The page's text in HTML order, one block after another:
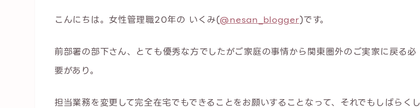
こんにちは。女性管理職20年の いくみ(@nesan_blogger)です。
前部署の部下さん、とても優秀な方でしたがご家庭の事情から関東圏外のご実家に戻る必
要があり。
担当業務を変更して完全在宅でもできることをお願いすることなって、それでもしばらくし